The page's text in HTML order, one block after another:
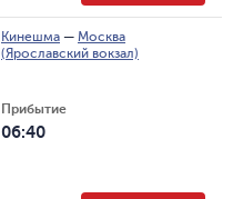
Кинешма — Москва
(Ярославский вокзал)
Прибытие
06:40